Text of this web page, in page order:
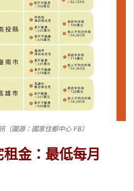
圖源：國家住都中心 FB）
金：最低每月